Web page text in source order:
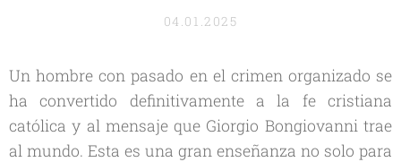
04.01.2025
Un hombre con pasado en el crimen organizado se
ha convertido definitivamente a la fe cristiana
católica y al mensaje que Giorgio Bongiovanni trae
al mundo. Esta es una gran enseñanza no solo para